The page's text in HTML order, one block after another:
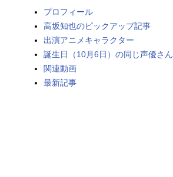
秋アニメ
男性声優/女性声優一覧
プロフィール
高坂知也のピックアップ記事
出演アニメキャラクター
誕生日（10月6日）の同じ声優さん
関連動画
最新記事